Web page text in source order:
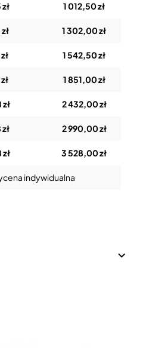
1 012,50 zł
1 302,00 zł
1 542,50 zł
1 851,00 zł
2 432,00 zł
2 990,00 zł
3 528,00 zł
indywidualna